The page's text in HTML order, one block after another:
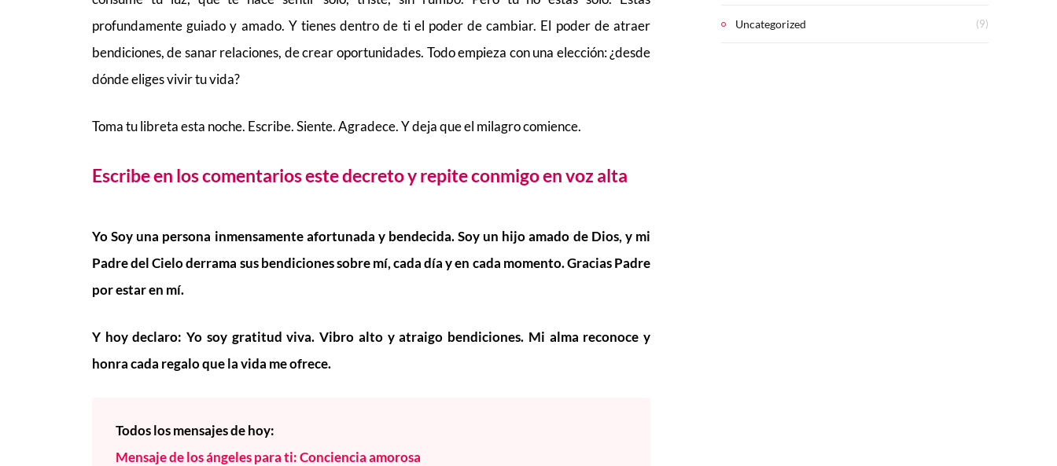
profundamente guiado y amado. Y tienes dentro de ti el poder de cambiar. El poder de atraer
bendiciones, de sanar relaciones, de crear oportunidades. Todo empieza con una elección: ¿desde
dónde eliges vivir tu vida?
Toma tu libreta esta noche. Escribe. Siente. Agradece. Y deja que el milagro comience.
Escribe en los comentarios este decreto y repite conmigo en voz alta
Yo Soy una persona inmensamente afortunada y bendecida. Soy un hijo amado de Dios, y mi
Padre del Cielo derrama sus bendiciones sobre mí, cada día y en cada momento. Gracias Padre
por estar en mí.
Y hoy declaro: Yo soy gratitud viva. Vibro alto y atraigo bendiciones. Mi alma reconoce y
honra cada regalo que la vida me ofrece.
Todos los mensajes de hoy:
Mensaje de los ángeles para ti: Conciencia amorosa
Uncategorized (9)